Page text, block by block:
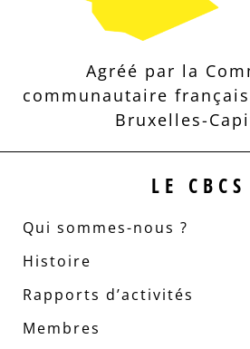
Agréé par la
communautaire
Bruxelles-
LE CBCS
Qui sommes-nous ?
Histoire
Rapports d’activités
Membres